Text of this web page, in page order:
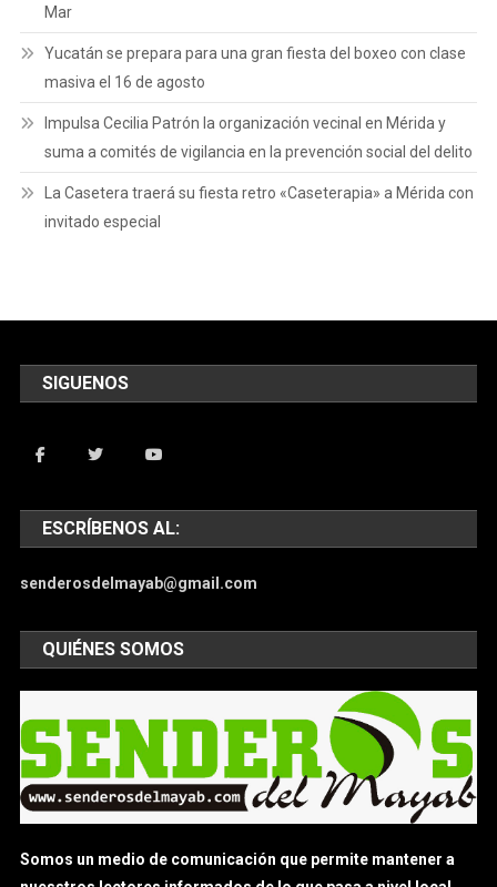
Mar
Yucatán se prepara para una gran fiesta del boxeo con clase
masiva el 16 de agosto
Impulsa Cecilia Patrón la organización vecinal en Mérida y
suma a comités de vigilancia en la prevención social del delito
La Casetera traerá su fiesta retro «Caseterapia» a Mérida con
invitado especial
SIGUENOS
ESCRÍBENOS AL:
senderosdelmayab@gmail.com
QUIÉNES SOMOS
Somos un medio de comunicación que permite mantener a